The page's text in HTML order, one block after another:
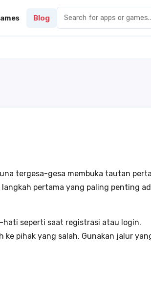
Blog
tergesa-gesa membuka tautan
pertama yang paling penting
seperti saat registrasi atau login.
pihak yang salah. Gunakan jalur